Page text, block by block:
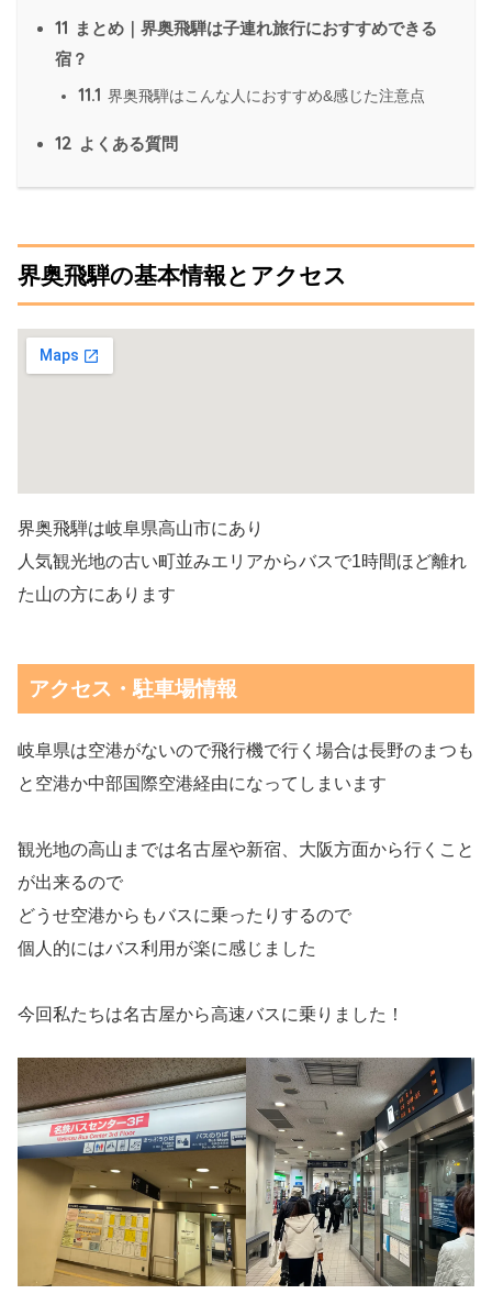
11 まとめ｜界奥飛騨は子連れ旅行におすすめできる
宿？
11.1 界奥飛騨はこんな人におすすめ&感じた注意点
12 よくある質問
界奥飛騨の基本情報とアクセス
界奥飛騨は岐阜県高山市にあり
人気観光地の古い町並みエリアからバスで1時間ほど離れ
た山の方にあります
アクセス・駐車場情報
岐阜県は空港がないので飛行機で行く場合は長野のまつも
と空港か中部国際空港経由になってしまいます
観光地の高山までは名古屋や新宿、大阪方面から行くこと
が出来るので
どうせ空港からもバスに乗ったりするので
個人的にはバス利用が楽に感じました
今回私たちは名古屋から高速バスに乗りました！